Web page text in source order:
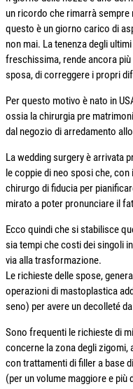
un ricordo che rimarrà
questo è un giorno carico di
non mai. La tenenza degli
freschissima, rende ancora
sposa, di correggere i propri
Per questo motivo è nato in
ossia la chirurgia pre
dal negozio di arredamento
La wedding surgery è arrivata
le coppie di neo sposi che,
chirurgo di fiducia per
mirato a poter pronunciare il
Ecco quindi che si stabilisce
sia tempi che costi dei singoli
via alla trasformazione.
Le richieste delle spose,
operazioni di mastoplastica
seno) per avere un decolleté
Sono frequenti le richieste di
concerne la zona degli
con trattamenti di filler a base
(per un volume maggiore e più